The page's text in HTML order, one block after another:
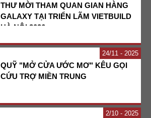
THƯ MỜI THAM QUAN GIAN HÀNG
GALAXY TẠI TRIỂN LÃM VIETBUILD
HÀ NỘI 2026
24 11 - 2025
QUỸ "MỞ CỬA ƯỚC MƠ" KÊU GỌI
CỨU TRỢ MIỀN TRUNG
2 10 - 2025